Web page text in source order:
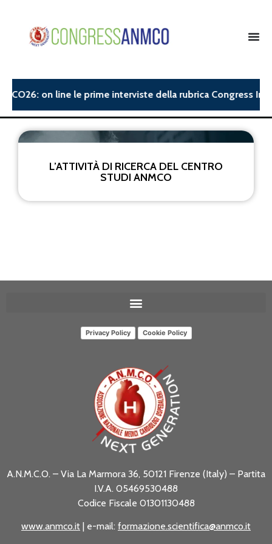
on line le prime interviste della rubrica Congress
L’ATTIVITÀ DI RICERCA DEL CENTRO
STUDI ANMCO
Privacy Policy Cookie Policy
A.N.M.C.O. – Via La Marmora 36, 50121 Firenze (Italy) – Partita
I.V.A. 05469530488
Codice Fiscale 01301130488
www.anmco.it | e-mail: formazione.scientifica@anmco.it